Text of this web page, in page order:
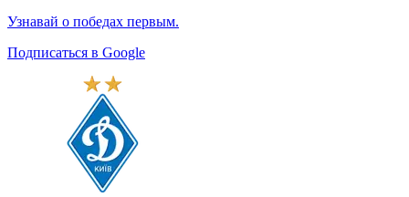
Узнавай о победах первым.
Подписаться в Google